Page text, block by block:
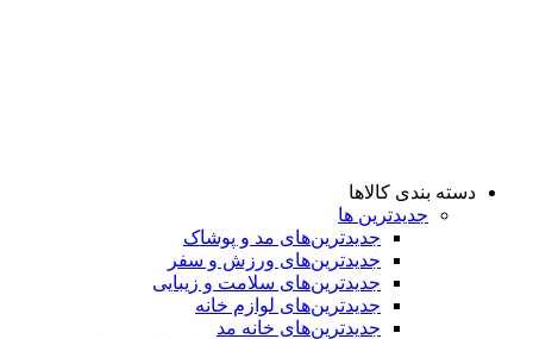
دسته بندی کالاها
جدیدترین ها
جدید‌ترین‌های مد و پوشاک
جدید‌ترین‌های ورزش و سفر
جدید‌ترین‌های سلامت و زیبایی
جدید‌ترین‌های لوازم خانه
جدیدترین‌های خانه مد